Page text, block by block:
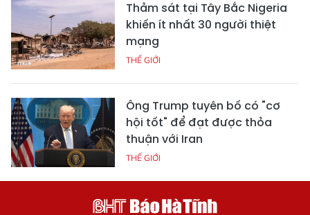
Thảm sát tại Tây Bắc Nigeria
khiến ít nhất 30 người thiệt
mạng
THẾ GIỚI
Ông Trump tuyên bố có "cơ
hội tốt" để đạt được thỏa
thuận với Iran
THẾ GIỚI